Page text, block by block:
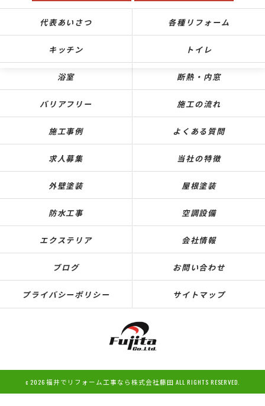
代表あいさつ 各種リフォーム
キッチン トイレ
浴室 断熱・内窓
バリアフリー 施工の流れ
施工事例 よくある質問
求人募集 当社の特徴
外壁塗装 屋根塗装
防水工事 空調設備
エクステリア 会社情報
ブログ お問い合わせ
プライバシーポリシー サイトマップ
c 2026 福井でリフォーム工事なら株式会社藤田 ALL RIGHTS RESERVED.